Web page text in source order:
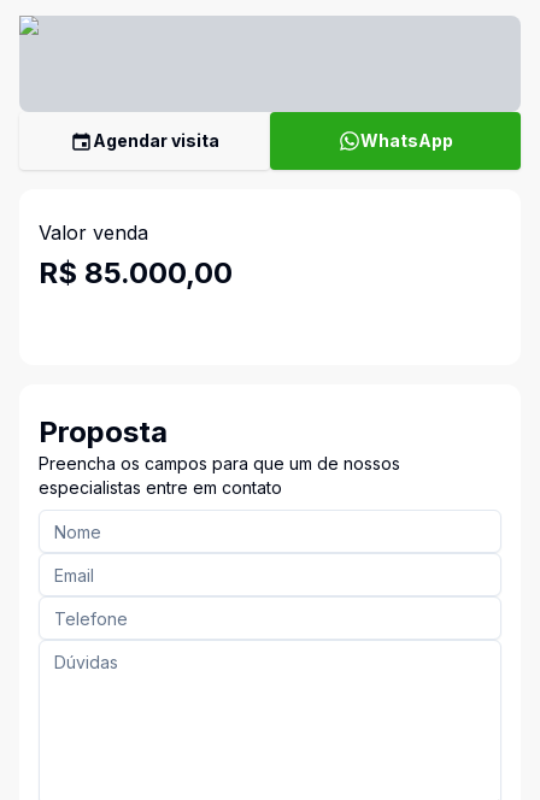
Agendar visita WhatsApp
Valor venda
R$ 85.000,00
Proposta
Preencha os campos para que um de nossos
especialistas entre em contato